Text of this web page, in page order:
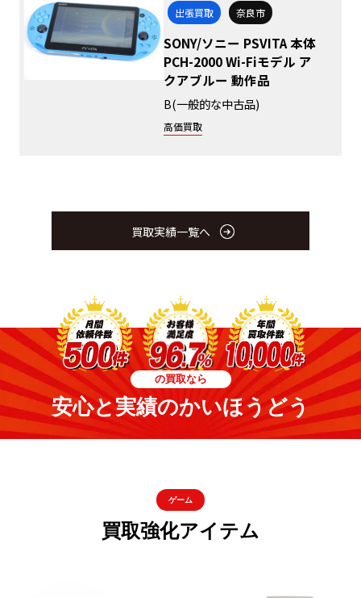
出張買取 奈良市
SONY/ソニー PSVITA 本体
PCH-2000 Wi-Fiモデル ア
クアブルー 動作品
B(一般的な中古品)
高価買取
買取実績一覧へ
の買取なら
安心と実績のかいほうどう
ゲーム
買取強化アイテム